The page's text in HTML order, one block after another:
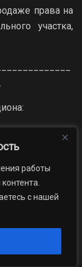
работы
с нашей
права на
участка,
нарушение
действием